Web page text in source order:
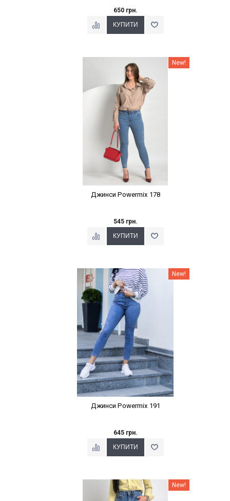
650 грн.
New!
Джинси Powermix 178
545 грн.
Наклейки Варіант з % New!
Джинси Powermix 191
645 грн.
Наклейки Варіант з % New!